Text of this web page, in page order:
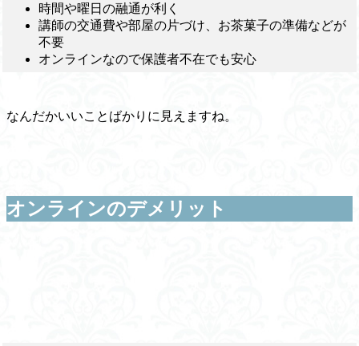
時間や曜日の融通が利く
講師の交通費や部屋の片づけ、お茶菓子の準備などが
不要
オンラインなので保護者不在でも安心
なんだかいいことばかりに見えますね。
オンラインのデメリット